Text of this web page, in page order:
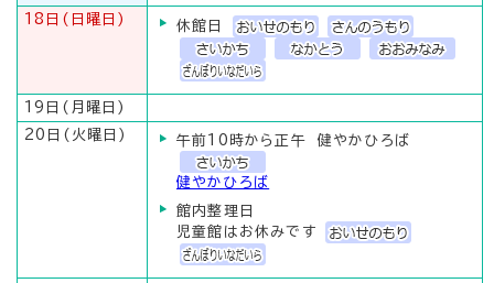
18日(日曜日)
休館日
19日(月曜日)
20日(火曜日)
午前10時から正午 健やかひろば
健やかひろば
館内整理日
児童館はお休みです